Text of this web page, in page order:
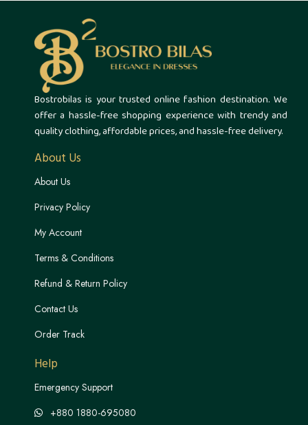
Bostrobilas is your trusted online fashion destination. We
offer a hassle-free shopping experience with trendy and
quality clothing, affordable prices, and hassle-free delivery.
About Us
About Us
Privacy Policy
My Account
Terms & Conditions
Refund & Return Policy
Contact Us
Order Track
Help
Emergency Support
+880 1880-695080